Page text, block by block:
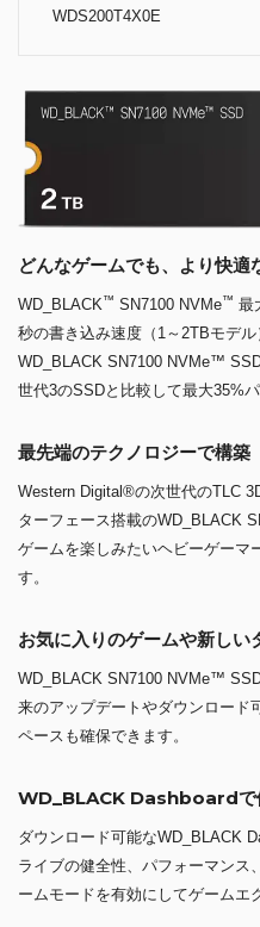
WDS200T4X0E
どんなゲームでも、より快適
WD_BLACK™ SN7100 NVMe™ 最
秒の書き込み速度（1～2TBモデ
WD_BLACK SN7100 NVMe™
世代3のSSDと比較して最大35%
最先端のテクノロジーで構築
Western Digital®の次世代のTLC
ターフェース搭載のWD_BLACK
ゲームを楽しみたいヘビーゲーマ
す。
お気に入りのゲームや新し
WD_BLACK SN7100 NVMe™
来のアップデートやダウンロード
ペースも確保できます。
WD_BLACK Dashboardで
ダウンロード可能なWD_BLACK
ライブの健全性、パフォーマンス
ームモードを有効にしてゲームエ